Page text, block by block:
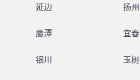
延边 扬州
鹰潭 宜春
银川 玉树